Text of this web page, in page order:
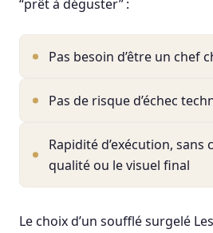
“prêt à déguster” :
Pas besoin d’être un chef
Pas de risque d’échec
Rapidité d’exécution, sans
qualité ou le visuel final
Le choix d’un soufflé surgelé